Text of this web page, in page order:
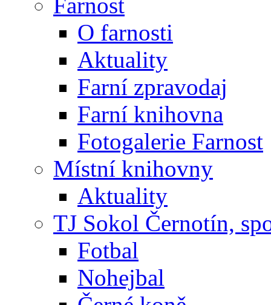
O farnosti
Aktuality
Farní zpravodaj
Farní knihovna
Fotogalerie Farnost
Místní knihovny
Aktuality
TJ Sokol Černotín,
Fotbal
Nohejbal